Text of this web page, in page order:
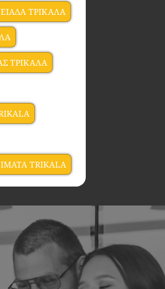
ΤΡΙΚΑΛΑ
ΤΡΙΚΑΛΑ
TRIKALA